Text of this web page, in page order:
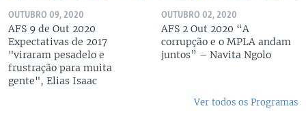
OUTUBRO 09, 2020
AFS 9 de Out 2020
Expectativas de 2017
"viraram pesadelo e
frustração para muita
gente", Elias Isaac
OUTUBRO 02, 2020
AFS 2 Out 2020 “A
corrupção e o MPLA andam
juntos” – Navita Ngolo
Ver todos os Programas